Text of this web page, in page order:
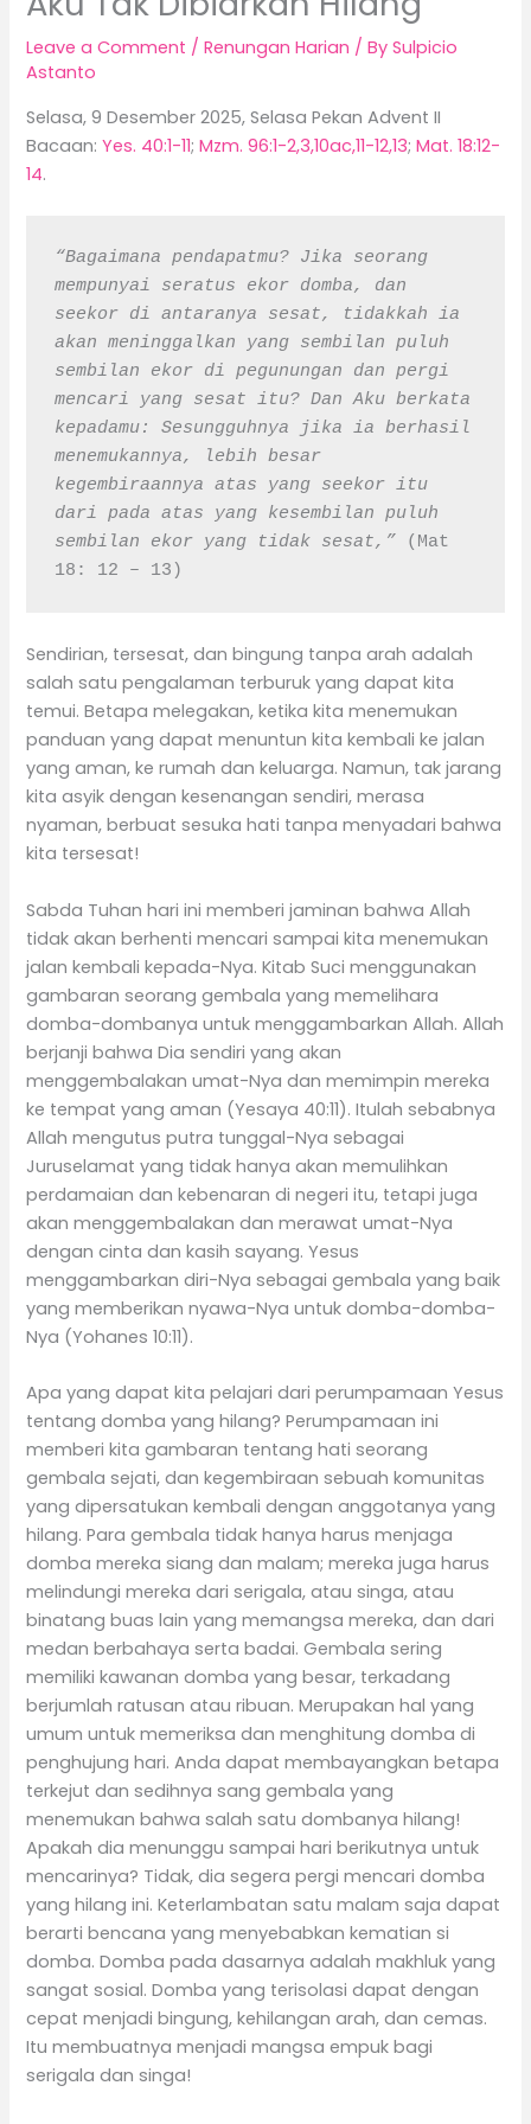
Leave a Comment /Renungan Harian / BySulpicio
Astanto
Selasa, 9 Desember 2025, Selasa Pekan Advent II
Bacaan:Yes. 40:1-11;Mzm. 96:1-2,3,10ac,11-12,13;Mat. 18:12-
14.
“Bagaimana pendapatmu? Jika seorang
mempunyai seratus ekor domba, dan
seekor di antaranya sesat, tidakkah ia
akan meninggalkan yang sembilan puluh
sembilan ekor di pegunungan dan pergi
mencari yang sesat itu? Dan Aku berkata
kepadamu: Sesungguhnya jika ia berhasil
menemukannya, lebih besar
kegembiraannya atas yang seekor itu
dari pada atas yang kesembilan puluh
sembilan ekor yang tidak sesat,” (Mat
18: 12 – 13)
Sendirian, tersesat, dan bingung tanpa arah adalah
salah satu pengalaman terburuk yang dapat kita
temui. Betapa melegakan, ketika kita menemukan
panduan yang dapat menuntun kita kembali ke jalan
yang aman, ke rumah dan keluarga. Namun, tak jarang
kita asyik dengan kesenangan sendiri, merasa
nyaman, berbuat sesuka hati tanpa menyadari bahwa
kita tersesat!
Sabda Tuhan hari ini memberi jaminan bahwa Allah
tidak akan berhenti mencari sampai kita menemukan
jalan kembali kepada-Nya. Kitab Suci menggunakan
gambaran seorang gembala yang memelihara
domba-dombanya untuk menggambarkan Allah. Allah
berjanji bahwa Dia sendiri yang akan
menggembalakan umat-Nya dan memimpin mereka
ke tempat yang aman (Yesaya 40:11). Itulah sebabnya
Allah mengutus putra tunggal-Nya sebagai
Juruselamat yang tidak hanya akan memulihkan
perdamaian dan kebenaran di negeri itu, tetapi juga
akan menggembalakan dan merawat umat-Nya
dengan cinta dan kasih sayang. Yesus
menggambarkan diri-Nya sebagai gembala yang baik
yang memberikan nyawa-Nya untuk domba-domba-
Nya (Yohanes 10:11).
Apa yang dapat kita pelajari dari perumpamaan Yesus
tentang domba yang hilang? Perumpamaan ini
memberi kita gambaran tentang hati seorang
gembala sejati, dan kegembiraan sebuah komunitas
yang dipersatukan kembali dengan anggotanya yang
hilang. Para gembala tidak hanya harus menjaga
domba mereka siang dan malam; mereka juga harus
melindungi mereka dari serigala, atau singa, atau
binatang buas lain yang memangsa mereka, dan dari
medan berbahaya serta badai. Gembala sering
memiliki kawanan domba yang besar, terkadang
berjumlah ratusan atau ribuan. Merupakan hal yang
umum untuk memeriksa dan menghitung domba di
penghujung hari. Anda dapat membayangkan betapa
terkejut dan sedihnya sang gembala yang
menemukan bahwa salah satu dombanya hilang!
Apakah dia menunggu sampai hari berikutnya untuk
mencarinya? Tidak, dia segera pergi mencari domba
yang hilang ini. Keterlambatan satu malam saja dapat
berarti bencana yang menyebabkan kematian si
domba. Domba pada dasarnya adalah makhluk yang
sangat sosial. Domba yang terisolasi dapat dengan
cepat menjadi bingung, kehilangan arah, dan cemas.
Itu membuatnya menjadi mangsa empuk bagi
serigala dan singa!